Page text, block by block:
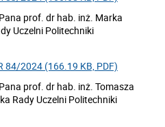
prof. dr hab. inż. Marka
Uczelni Politechniki
84/2024 (166.19 KB, PDF)
prof. dr hab. inż. Tomasza
Rady Uczelni Politechniki